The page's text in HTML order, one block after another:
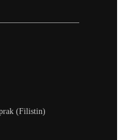
(Filistin)